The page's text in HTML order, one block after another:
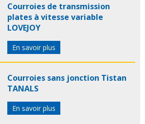
Courroies de transmission
plates à vitesse variable
LOVEJOY
En savoir plus
Courroies sans jonction Tistan
TANALS
En savoir plus